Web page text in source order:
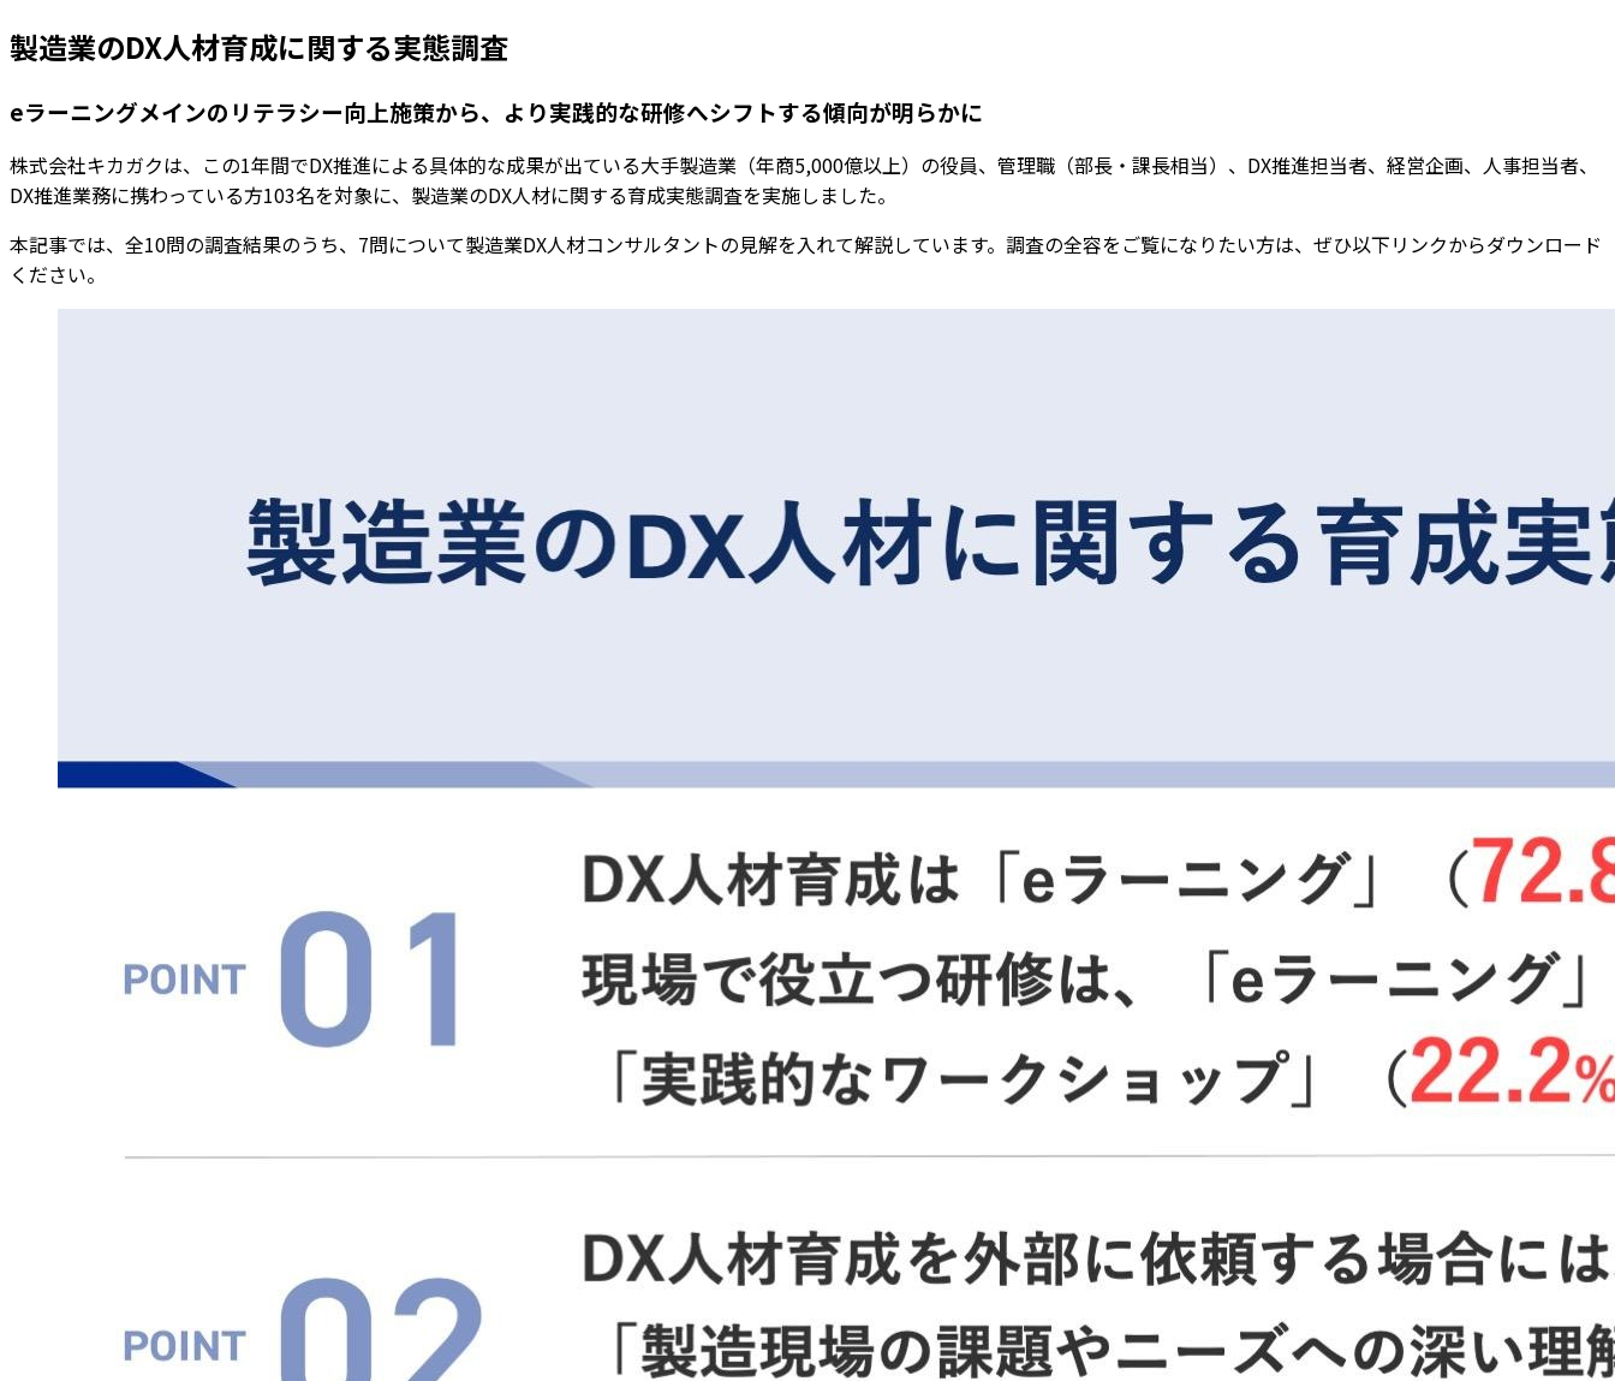
製造業のDX人材育成に関する実態調査
eラーニングメインのリテラシー向上施策から、より実践的な研修へシフトする傾向が明らかに
株式会社キカガクは、この1年間でDX推進による具体的な成果が出ている大手製造業（年商5,000億以上）の役員、管理職（部長・課長相当）、DX推進担当者、経営企画、人事担当者、
DX推進業務に携わっている方103名を対象に、製造業のDX人材に関する育成実態調査を実施しました。
本記事では、全10問の調査結果のうち、7問について製造業DX人材コンサルタントの見解を入れて解説しています。調査の全容をご覧になりたい方は、ぜひ以下リンクからダウンロード
ください。